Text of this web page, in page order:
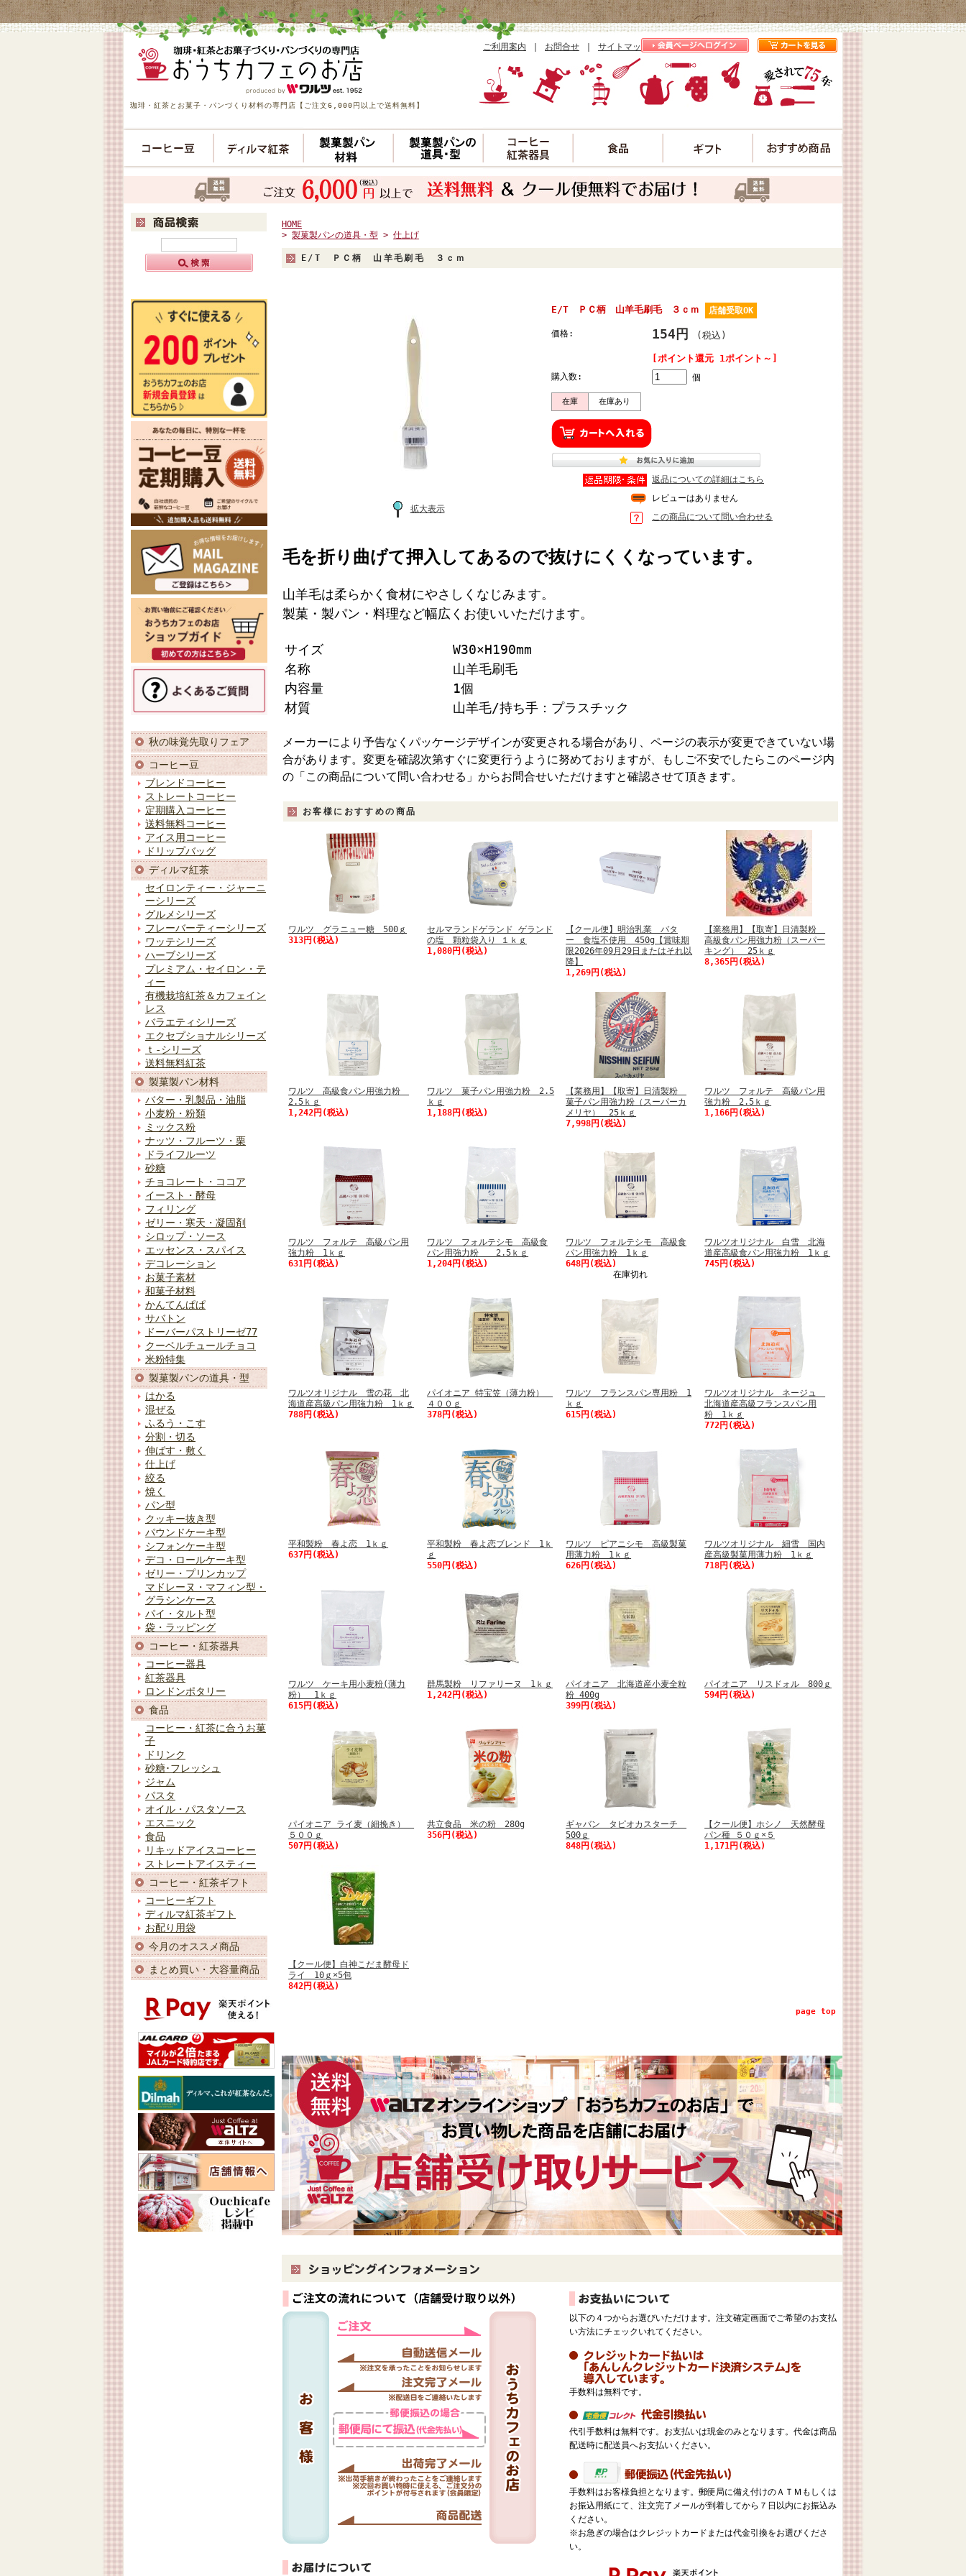
珈琲・紅茶とお菓子・パンづくり材料の専門店【ご注文6,000円以上で送料無料】
ご利用案内 お問合せ サイトマップ
秋の味覚先取りフェア
コーヒー豆
ブレンドコーヒー
ストレートコーヒー
定期購入コーヒー
送料無料コーヒー
アイス用コーヒー
ドリップバッグ
ディルマ紅茶
セイロンティー・ジャーニ
ーシリーズ
グルメシリーズ
フレーバーティーシリーズ
ワッテシリーズ
ハーブシリーズ
プレミアム・セイロン・テ
ィー
有機栽培紅茶＆カフェイン
レス
バラエティシリーズ
エクセプショナルシリーズ
ｔ-シリーズ
送料無料紅茶
製菓製パン材料
バター・乳製品・油脂
小麦粉・粉類
ミックス粉
ナッツ・フルーツ・栗
ドライフルーツ
砂糖
チョコレート・ココア
イースト・酵母
フィリング
ゼリー・寒天・凝固剤
シロップ・ソース
エッセンス・スパイス
デコレーション
お菓子素材
和菓子材料
かんてんぱぱ
サバトン
ドーバーパストリーゼ77
クーベルチュールチョコ
米粉特集
製菓製パンの道具・型
はかる
混ぜる
ふるう・こす
分割・切る
伸ばす・敷く
仕上げ
絞る
焼く
パン型
クッキー抜き型
パウンドケーキ型
シフォンケーキ型
デコ・ロールケーキ型
ゼリー・プリンカップ
マドレーヌ・マフィン型・
グラシンケース
パイ・タルト型
袋・ラッピング
コーヒー・紅茶器具
コーヒー器具
紅茶器具
ロンドンポタリー
食品
コーヒー・紅茶に合うお菓
子
ドリンク
砂糖･フレッシュ
ジャム
パスタ
オイル・パスタソース
エスニック
食品
リキッドアイスコーヒー
ストレートアイスティー
コーヒー・紅茶ギフト
コーヒーギフト
ディルマ紅茶ギフト
お配り用袋
今月のオススメ商品
まとめ買い・大容量商品
HOME
> 製菓製パンの道具・型 > 仕上げ
E/T ＰＣ柄 山羊毛刷毛 ３ｃｍ
拡大表示
E/T ＰＣ柄 山羊毛刷毛 ３ｃｍ 店舗受取OK
価格: 154円 (税込)
[ポイント還元 1ポイント～]
購入数: 個
在庫 在庫あり
返品についての詳細はこちら
レビューはありません
この商品について問い合わせる
毛を折り曲げて押入してあるので抜けにくくなっています。
山羊毛は柔らかく食材にやさしくなじみます。
製菓・製パン・料理など幅広くお使いいただけます。
サイズ
W30×H190mm
名称
山羊毛刷毛
内容量
1個
材質
山羊毛/持ち手：プラスチック
メーカーにより予告なくパッケージデザインが変更される場合があり、ページの表示が変更できていない場
合があります。変更を確認次第すぐに変更行うように努めておりますが、もしご不安でしたらこのページ内
の「この商品について問い合わせる」からお問合せいただけますと確認させて頂きます。
お客様におすすめの商品
ワルツ グラニュー糖 500ｇ
313円(税込)
セルマランドゲランド ゲランド
の塩 顆粒袋入り １ｋｇ
1,080円(税込)
【クール便】明治乳業 バタ
ー 食塩不使用 450g【賞味期
限2026年09月29日またはそれ以
降】
1,269円(税込)
【業務用】【取寄】日清製粉
高級食パン用強力粉（スーパー
キング） 25ｋｇ
8,365円(税込)
ワルツ 高級食パン用強力粉
2.5ｋｇ
1,242円(税込)
ワルツ 菓子パン用強力粉 2.5
ｋｇ
1,188円(税込)
【業務用】【取寄】日清製粉
菓子パン用強力粉（スーパーカ
メリヤ） 25ｋｇ
7,998円(税込)
ワルツ フォルテ 高級パン用
強力粉 2.5ｋｇ
1,166円(税込)
ワルツ フォルテ 高級パン用
強力粉 1ｋｇ
631円(税込)
ワルツ フォルテシモ 高級食
パン用強力粉 2.5ｋｇ
1,204円(税込)
ワルツ フォルテシモ 高級食
パン用強力粉 1ｋｇ
648円(税込)
在庫切れ
ワルツオリジナル 白雪 北海
道産高級食パン用強力粉 1ｋｇ
745円(税込)
ワルツオリジナル 雪の花 北
海道産高級パン用強力粉 1ｋｇ
788円(税込)
パイオニア 特宝笠（薄力粉）
４００ｇ
378円(税込)
ワルツ フランスパン専用粉 1
ｋｇ
615円(税込)
ワルツオリジナル ネージュ
北海道産高級フランスパン用
粉 1ｋｇ
772円(税込)
平和製粉 春よ恋 1ｋｇ
637円(税込)
平和製粉 春よ恋ブレンド 1ｋ
ｇ
550円(税込)
ワルツ ピアニシモ 高級製菓
用薄力粉 1ｋｇ
626円(税込)
ワルツオリジナル 細雪 国内
産高級製菓用薄力粉 1ｋｇ
718円(税込)
ワルツ ケーキ用小麦粉(薄力
粉） 1ｋｇ
615円(税込)
群馬製粉 リファリーヌ 1ｋｇ
1,242円(税込)
パイオニア 北海道産小麦全粒
粉 400g
399円(税込)
パイオニア リスドォル 800ｇ
594円(税込)
パイオニア ライ麦（細挽き）
５００ｇ
507円(税込)
共立食品 米の粉 280g
356円(税込)
ギャバン タピオカスターチ
500ｇ
848円(税込)
【クール便】ホシノ 天然酵母
パン種 ５０ｇ×５
1,171円(税込)
【クール便】白神こだま酵母ド
ライ 10ｇ×5包
842円(税込)
page top
以下の４つからお選びいただけます。注文確定画面でご希望のお支払
い方法にチェックいれてください。
手数料は無料です。
代引手数料は無料です。お支払いは現金のみとなります。代金は商品
配送時に配送員へお支払いください。
手数料はお客様負担となります。郵便局に備え付けのＡＴＭもしくは
お振込用紙にて、注文完了メールが到着してから７日以内にお振込み
ください。
※お急ぎの場合はクレジットカードまたは代金引換をお選びくださ
い。